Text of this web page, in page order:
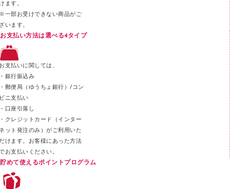
セロハンテープ
スティックのり
クリップ
カッター
ます。
一部お受けできない商品がご
います。
お支払い方法は選べる4タイプ
支払いに関しては、
銀行振込み
郵便局（ゆうちょ銀行）/コン
ニ支払い
口座引落し
クレジットカード（インター
ット発注のみ）がご利用いた
けます。お客様にあった方法
お支払いください。
貯めて使えるポイントプログラム